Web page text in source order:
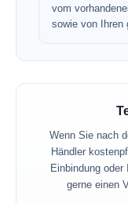
vom
sowie von Ihren
Wenn Sie nach
Händler
Einbindung
gerne einen